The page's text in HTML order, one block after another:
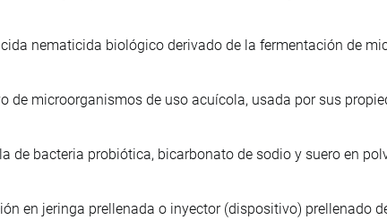
nematicida biológico derivado de la fermentación de
de microorganismos de uso acuícola, usada por sus
de bacteria probiótica, bicarbonato de sodio y suero en
en jeringa prellenada o inyector (dispositivo) prellenado